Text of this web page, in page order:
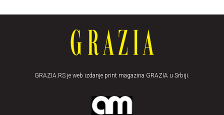
GRAZIA.RS je web izdanje print magazina GRAZIA u Srbiji.